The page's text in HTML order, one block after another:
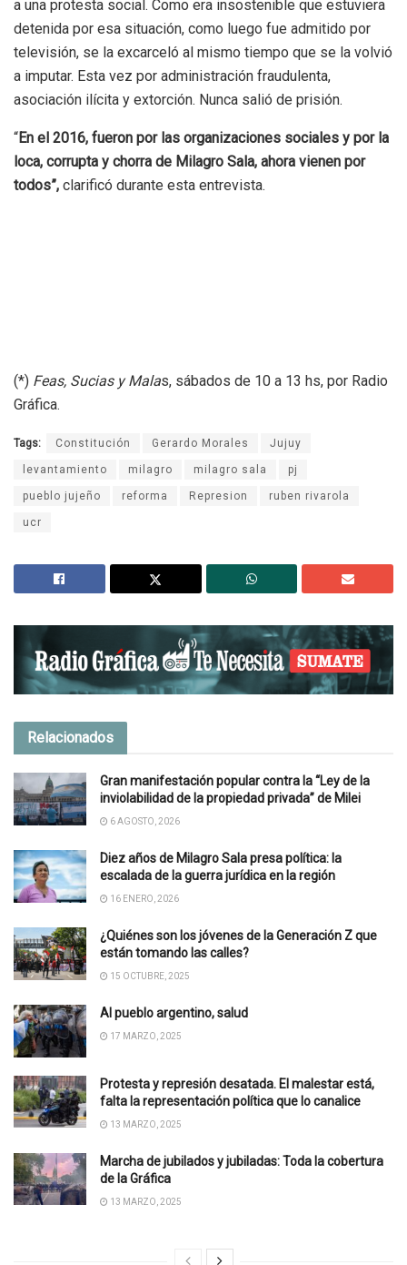
a una protesta social. Como era insostenible que estuviera
detenida por esa situación, como luego fue admitido por
televisión, se la excarceló al mismo tiempo que se la volvió
a imputar. Esta vez por administración fraudulenta,
asociación ilícita y extorción. Nunca salió de prisión.
“En el 2016, fueron por las organizaciones sociales y por la
loca, corrupta y chorra de Milagro Sala, ahora vienen por
todos”, clarificó durante esta entrevista.
(*) Feas, Sucias y Malas, sábados de 10 a 13 hs, por Radio
Gráfica.
Tags: Constitución Gerardo Morales Jujuy
levantamiento milagro milagro sala pj
pueblo jujeño reforma Represion ruben rivarola
ucr
Relacionados
Gran manifestación popular contra la “Ley de la
inviolabilidad de la propiedad privada” de Milei
6 AGOSTO, 2026
Diez años de Milagro Sala presa política: la
escalada de la guerra jurídica en la región
16 ENERO, 2026
¿Quiénes son los jóvenes de la Generación Z que
están tomando las calles?
15 OCTUBRE, 2025
Al pueblo argentino, salud
17 MARZO, 2025
Protesta y represión desatada. El malestar está,
falta la representación política que lo canalice
13 MARZO, 2025
Marcha de jubilados y jubiladas: Toda la cobertura
de la Gráfica
13 MARZO, 2025